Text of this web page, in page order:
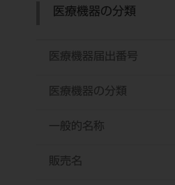
医療機器の分類
医療機器届出番号
医療機器の分類
一般的名称
販売名